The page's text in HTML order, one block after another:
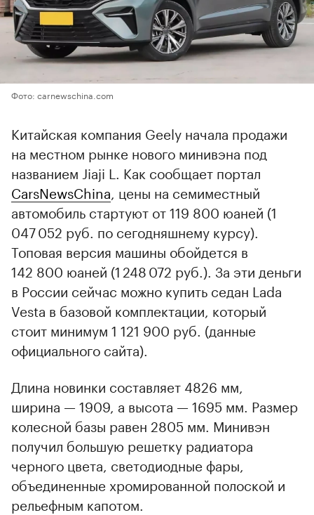
Фото: carnewschina.com
Китайская компания Geely начала продажи
на местном рынке нового минивэна под
названием Jiaji L. Как сообщает портал
CarsNewsChina , цены на семиместный
автомобиль стартуют от 119 800 юаней (1
047 052 руб. по сегодняшнему курсу).
Топовая версия машины обойдется в
142 800 юаней (1 248 072 руб.). За эти деньги
в России сейчас можно купить седан Lada
Vesta в базовой комплектации, который
стоит минимум 1 121 900 руб. (данные
официального сайта).
Длина новинки составляет 4826 мм,
ширина — 1909, а высота — 1695 мм. Размер
колесной базы равен 2805 мм. Минивэн
получил большую решетку радиатора
черного цвета, светодиодные фары,
объединенные хромированной полоской и
рельефным капотом.